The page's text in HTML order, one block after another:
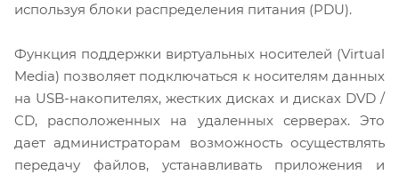
используя блоки распределения питания (PDU).
Функция поддержки виртуальных носителей (Virtual
Media) позволяет подключаться к носителям данных
на USB-накопителях, жестких дисках и дисках DVD /
CD, расположенных на удаленных серверах. Это
дает администраторам возможность осуществлять
передачу файлов, устанавливать приложения и